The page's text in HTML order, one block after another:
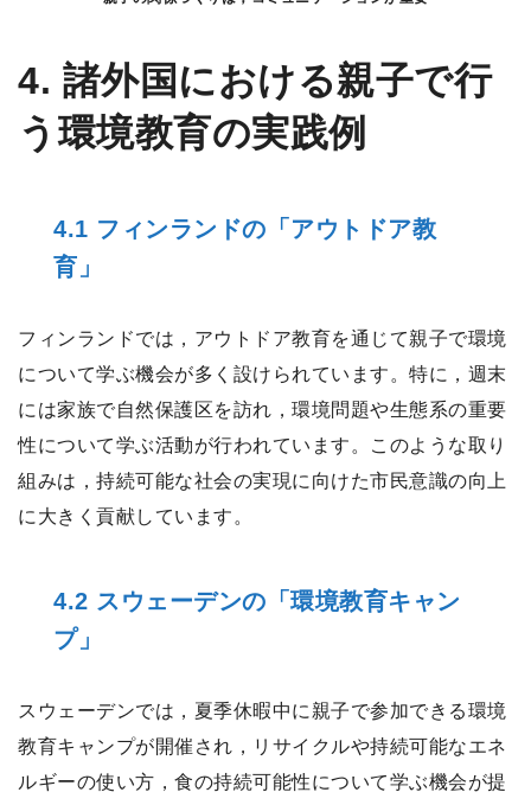
4. 諸外国における親子で行
う環境教育の実践例
4.1 フィンランドの「アウトドア教
育」
フィンランドでは，アウトドア教育を通じて親子で環境
について学ぶ機会が多く設けられています。特に，週末
には家族で自然保護区を訪れ，環境問題や生態系の重要
性について学ぶ活動が行われています。このような取り
組みは，持続可能な社会の実現に向けた市民意識の向上
に大きく貢献しています。
4.2 スウェーデンの「環境教育キャン
プ」
スウェーデンでは，夏季休暇中に親子で参加できる環境
教育キャンプが開催され，リサイクルや持続可能なエネ
ルギーの使い方，食の持続可能性について学ぶ機会が提